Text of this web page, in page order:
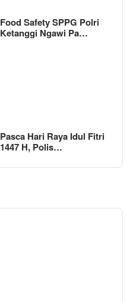
Food Safety SPPG Polri
Ketanggi Ngawi Pa…
Pasca Hari Raya Idul Fitri
1447 H, Polis…